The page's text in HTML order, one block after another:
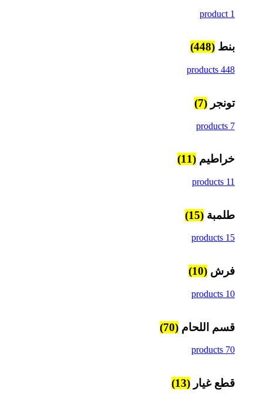
1 product
بنط (448)
448 products
تونجر (7)
7 products
خراطيم (11)
11 products
طلمبة (15)
15 products
فرش (10)
10 products
قسم اللحام (70)
70 products
قطع غيار (13)